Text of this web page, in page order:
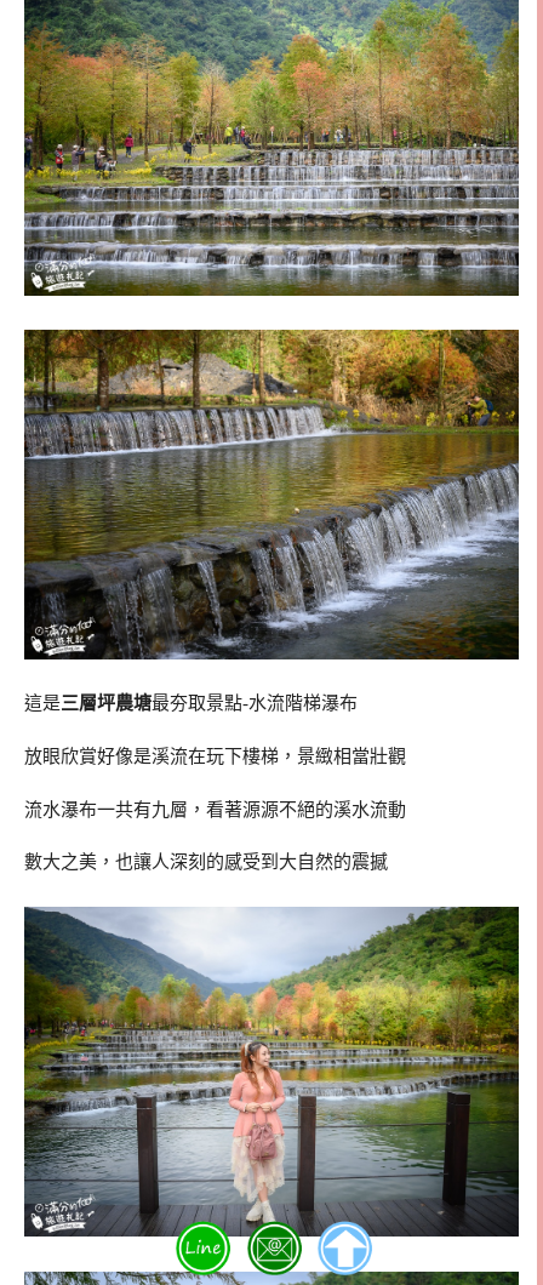
這是三層坪農塘最夯取景點-水流階梯瀑布
放眼欣賞好像是溪流在玩下樓梯，景緻相當壯觀
流水瀑布一共有九層，看著源源不絕的溪水流動
數大之美，也讓人深刻的感受到大自然的震撼